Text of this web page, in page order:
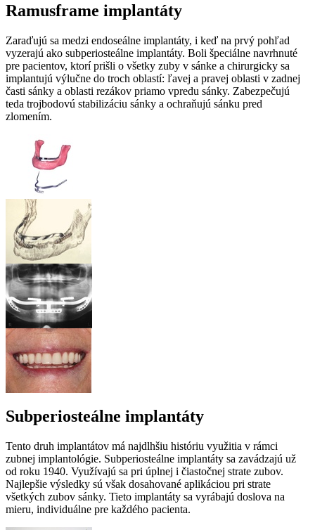
Ramusframe implantáty
Zaraďujú sa medzi endoseálne implantáty, i keď na prvý pohľad
vyzerajú ako subperiosteálne implantáty. Boli špeciálne navrhnuté
pre pacientov, ktorí prišli o všetky zuby v sánke a chirurgicky sa
implantujú výlučne do troch oblastí: ľavej a pravej oblasti v zadnej
časti sánky a oblasti rezákov priamo vpredu sánky. Zabezpečujú
teda trojbodovú stabilizáciu sánky a ochraňujú sánku pred
zlomením.
Subperiosteálne implantáty
Tento druh implantátov má najdlhšiu históriu využitia v rámci
zubnej implantológie. Subperiosteálne implantáty sa zavádzajú už
od roku 1940. Využívajú sa pri úplnej i čiastočnej strate zubov.
Najlepšie výsledky sú však dosahované aplikáciou pri strate
všetkých zubov sánky. Tieto implantáty sa vyrábajú doslova na
mieru, individuálne pre každého pacienta.